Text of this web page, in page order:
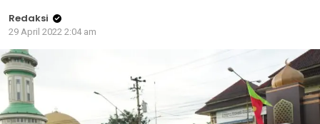
Redaksi
29 April 2022 2:04 am